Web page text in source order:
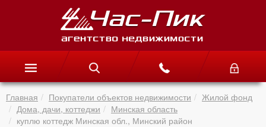
Главная Покупатели объектов недвижимости
Жилой фонд
Дома, дачи, коттеджи
Минская область
куплю коттедж Минская обл., Минский район